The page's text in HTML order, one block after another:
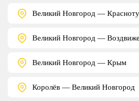
Великий Новгород —
Великий Новгород —
Великий Новгород — Крым
Королёв — Великий Новгород